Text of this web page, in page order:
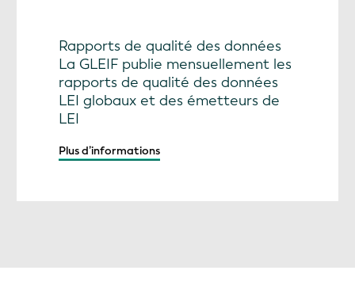
Rapports de qualité des données
La GLEIF publie mensuellement les
rapports de qualité des données
LEI globaux et des émetteurs de
LEI
Plus d’informations